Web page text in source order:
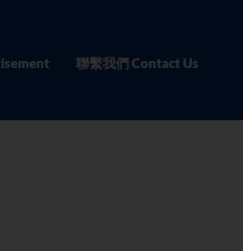
聯繫我們 Contact Us